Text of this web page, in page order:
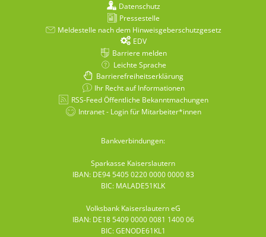
Datenschutz
Pressestelle
Meldestelle nach dem Hinweisgeberschutzgesetz
EDV
Barriere melden
Leichte Sprache
Barrierefreiheitserklärung
Ihr Recht auf Informationen
RSS-Feed Öffentliche Bekanntmachungen
Intranet - Login für Mitarbeiter*innen
Bankverbindungen:
Sparkasse Kaiserslautern
IBAN: DE94 5405 0220 0000 0000 83
BIC: MALADE51KLK
Volksbank Kaiserslautern eG
IBAN: DE18 5409 0000 0081 1400 06
BIC: GENODE61KL1